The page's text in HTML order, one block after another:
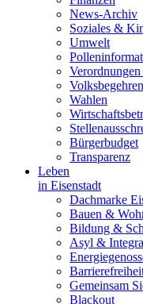
News-Archiv
Soziales &
Umwelt
Volksbegehren
Wahlen
Bürgerbudget
Transparenz
Leben
in Eisenstadt
Dachmarke
Bauen &
Bildung &
Asyl &
Gemeinsam
Blackout